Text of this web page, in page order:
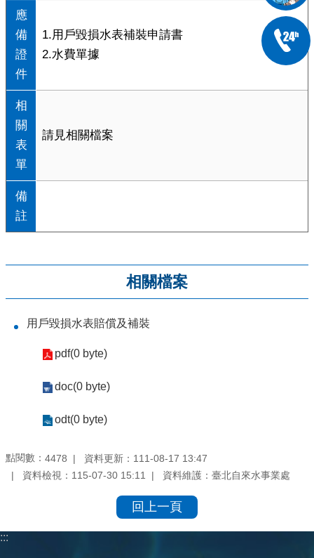
應
備
證
件
1.用戶毀損水表補裝申請書
2.水費單據
相
關
表
單
請見相關檔案
備
註
相關檔案
用戶毀損水表賠償及補裝
pdf(0 byte)
doc(0 byte)
odt(0 byte)
點閱數： 4478 資料更新： 111-08-17 13:47
資料檢視： 115-07-30 15:11 資料維護： 臺北自來水事業處
回上一頁
:::